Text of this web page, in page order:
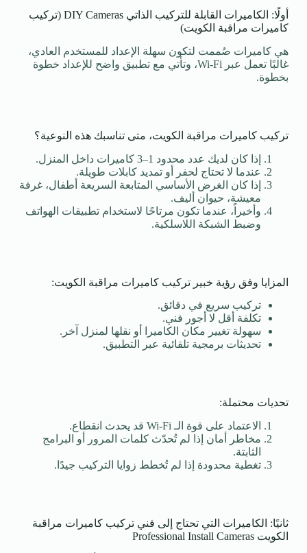
أولًا: الكاميرات القابلة للتركيب الذاتي DIY Cameras (تركيب
كاميرات مراقبة الكويت)
هي كاميرات صُممت لتكون سهلة الإعداد للمستخدم العادي،
غالبًا تعمل عبر Wi-Fi، وتأتي مع تطبيق واضح للإعداد خطوة
بخطوة.
تركيب كاميرات مراقبة الكويت، متى تناسبك هذه النوعية؟
إذا كان لديك عدد محدود 1–3 كاميرات داخل المنزل.
عندما لا تحتاج لحفر أو تمديد كابلات طويلة.
إذا كان الغرض الأساسي المتابعة السريعة أطفال، غرفة
معيشة، حيوان أليف.
وأخيراً، عندما تكون مرتاحًا لاستخدام تطبيقات الهواتف
وضبط الشبكة اللاسلكية.
المزايا وفق رؤية خبير تركيب كاميرات مراقبة الكويت:
تركيب سريع في دقائق.
تكلفة أقل لا أجور فني.
سهولة تغيير مكان الكاميرا أو نقلها لمنزل آخر.
تحديثات برمجية تلقائية عبر التطبيق.
تحديات محتملة:
الاعتماد على قوة الـ Wi-Fi قد يحدث انقطاع.
مخاطر أمان إذا لم تُحدّث كلمات المرور أو البرامج
الثابتة.
تغطية محدودة إذا لم تُخطط زوايا التركيب جيدًا.
ثانيًا: الكاميرات التي تحتاج إلى فني تركيب كاميرات مراقبة
الكويت Professional Install Cameras